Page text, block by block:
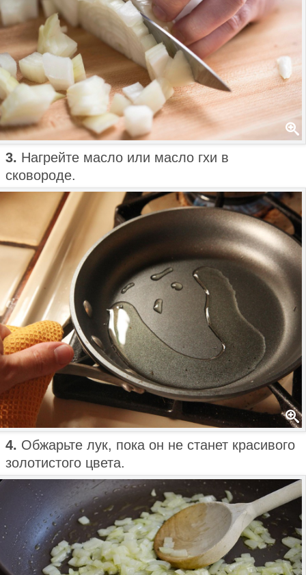
3. Нагрейте масло или масло гхи в
сковороде.
4. Обжарьте лук, пока он не станет красивого
золотистого цвета.